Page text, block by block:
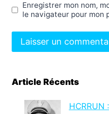
Enregistrer mon nom,
le navigateur pour mon
Article Récents
HCRRUN